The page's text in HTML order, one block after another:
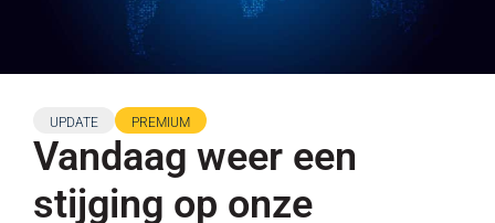
UPDATE PREMIUM
Vandaag weer een
stijging op onze